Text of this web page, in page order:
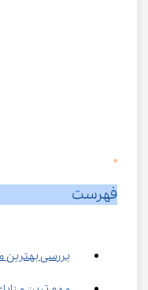
0
فهرست
بررسی بهترین